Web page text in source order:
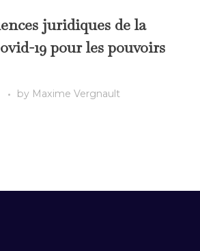
juridiques de la
19 pour les pouvoirs
by Maxime Vergnault